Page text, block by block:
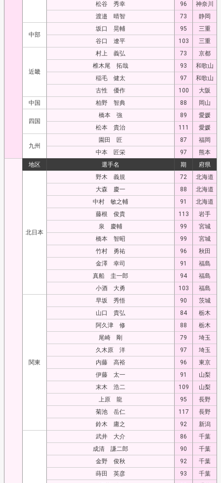
松谷 秀幸
96
神奈川
渡邉 晴智
73 静岡
中部
坂口 晃輔 95
三重
谷口 遼平
103 三重
近畿
村上 義弘 73
京都
椎木尾 拓哉
93
和歌山
稲毛 健太
97
和歌山
古性 優作
100
大阪
中国
柏野 智典 88 岡山
四国
橋本 強 89
愛媛
松本 貴治
111 愛媛
九州
園田 匠 87
福岡
中本 匠栄
97 熊本
地区 選手名 期 府県
北日本
野木 義規 72
北海道
大森 慶一
88
北海道
中村 敏之輔
91
北海道
藤根 俊貴
113
岩手
泉 慶輔
99
宮城
橋本 智昭
99
宮城
竹村 勇祐
96
秋田
金澤 幸司
91
福島
真船 圭一郎
94
福島
小酒 大勇
103 福島
関東
早坂 秀悟 90
茨城
山口 貴弘
84
栃木
阿久津 修
88
栃木
尾崎 剛
79
埼玉
久木原 洋
97
埼玉
内藤 高裕
96
東京
伊藤 太一
91
山梨
末木 浩二
109
山梨
上原 龍
95
長野
菊池 岳仁
117
長野
鈴木 庸之
92 新潟
武井 大介 86
千葉
成清 謙二郎
90
千葉
金野 俊秋
92
千葉
蒔田 英彦
93
千葉